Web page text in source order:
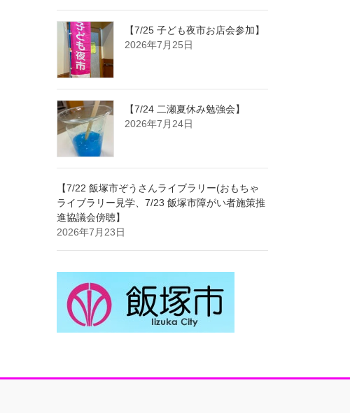
【7/25 子ども夜市お店会参加】
2026年7月25日
【7/24 二瀬夏休み勉強会】
2026年7月24日
【7/22 飯塚市ぞうさんライブラリー(おもちゃ
ライブラリー見学、7/23 飯塚市障がい者施策推
進協議会傍聴】
2026年7月23日